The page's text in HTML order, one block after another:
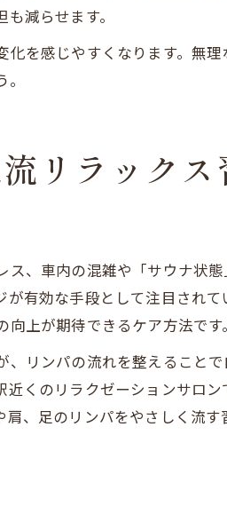
減らせます。
を感じやすくなります。無
リラックス
、車内の混雑や「サウナ状
有効な手段として注目され
上が期待できるケア方法です。
リンパの流れを整えること
くのリラクゼーションサロ
、足のリンパをやさしく流